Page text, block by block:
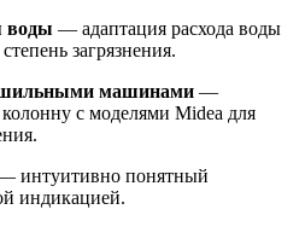
воды — адаптация расхода воды
загрязнения.
машинами —
с моделями Midea для
интуитивно понятный
индикацией.